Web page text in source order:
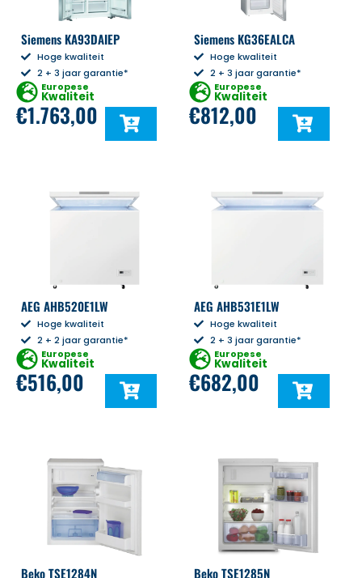
Siemens KA93DAIEP
Hoge kwaliteit
2 + 3 jaar garantie*
Europese
Kwaliteit
€1.763,00
Siemens KG36EALCA
Hoge kwaliteit
2 + 3 jaar garantie*
Europese
Kwaliteit
€812,00
AEG AHB520E1LW
Hoge kwaliteit
2 + 2 jaar garantie*
Europese
Kwaliteit
€516,00
AEG AHB531E1LW
Hoge kwaliteit
2 + 3 jaar garantie*
Europese
Kwaliteit
€682,00
Beko TSE1284N Beko TSE1285N